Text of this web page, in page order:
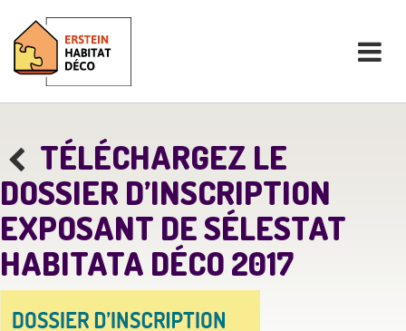
TÉLÉCHARGEZ LE
DOSSIER D’INSCRIPTION
EXPOSANT DE SÉLESTAT
HABITATA DÉCO 2017